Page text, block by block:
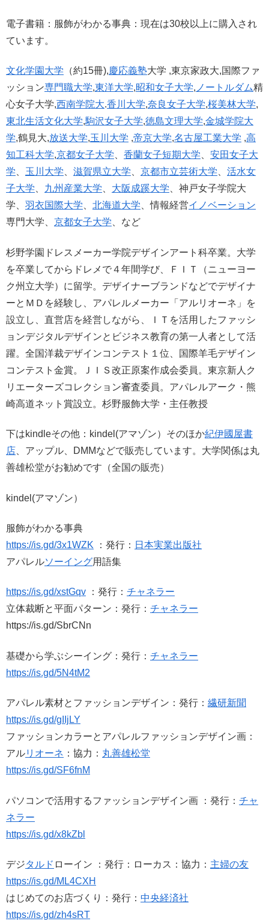
電子書籍：服飾がわかる事典：現在は30校以上に購入され
ています。
文化学園大学 （約15冊),慶応義塾大学 ,東京家政大,国際ファ
ッション専門職大学,東洋大学,昭和女子大学, ノートルダム精
心女子大学,西南学院大.香川大学,奈良女子大学,桜美林大学,
東北生活文化大学,駒沢女子大学,徳島文理大学,金城学院大
学,鶴見大,放送大学,玉川大学 ,帝京大学,名古屋工業大学 ,高
知工科大学,京都女子大学、 香蘭女子短期大学、 安田女子大
学、 玉川大学、 滋賀県立大学、 京都市立芸術大学、 活水女
子大学、 九州産業大学、 大阪成蹊大学、神戸女子学院大
学、 羽衣国際大学、 北海道大学、情報経営イノベーション
専門大学、 京都女子大学、など
杉野学園ドレスメーカー学院デザインアート科卒業。大学
を卒業してからドレメで４年間学び、ＦＩＴ（ニューヨー
ク州立大学）に留学。デザイナーブランドなどでデザイナ
ーとＭＤを経験し、アパレルメーカー「アルリオーネ」を
設立し、直営店を経営しながら、ＩＴを活用したファッシ
ョンデジタルデザインとビジネス教育の第一人者として活
躍。全国洋裁デザインコンテスト１位、国際羊毛デザイン
コンテスト金賞。ＪＩＳ改正原案作成会委員。東京新人ク
リエーターズコレクション審査委員。アパレルアーク・熊
崎高道ネット賞設立。杉野服飾大学・主任教授
下はkindleその他：kindel(アマゾン）そのほか紀伊國屋書
店 、アップル、DMMなどで販売しています。大学関係は丸
善雄松堂がお勧めです（全国の販売）
kindel(アマゾン）
服飾がわかる事典
https://is.gd/3x1WZK ：発行： 日本実業出版社
アパレルソーイング用語集
https://is.gd/xstGqv ：発行： チャネラー
立体裁断と平面パターン：発行： チャネラー
https://is.gd/SbrCNn
基礎から学ぶシーイング：発行： チャネラー
https://is.gd/5N4tM2
アパレル素材とファッションデザイン：発行： 繊研新聞
https://is.gd/gIIjLY
ファッションカラーとアパレルファッションデザイン画：
アルリオーネ ：協力： 丸善雄松堂
https://is.gd/SF6fnM
パソコンで活用するファッションデザイン画 ：発行： チャ
ネラー
https://is.gd/x8kZbl
デジタルド ローイン ：発行：ローカス：協力： 主婦の友
https://is.gd/ML4CXH
はじめてのお店づくり：発行： 中央経済社
https://is.gd/zh4sRT